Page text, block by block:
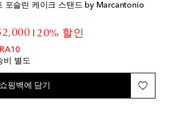
포슬린 케이크 스탠드 by Marcantonio
pricediscount price
20% 할인
비 별도
쇼핑백에 담기